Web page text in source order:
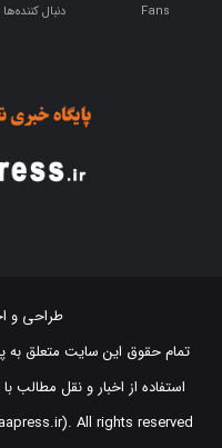
Fans دنبال کننده‌ها
طراحی و
تمام حقوق این سایت متعلق به
All rights reserved